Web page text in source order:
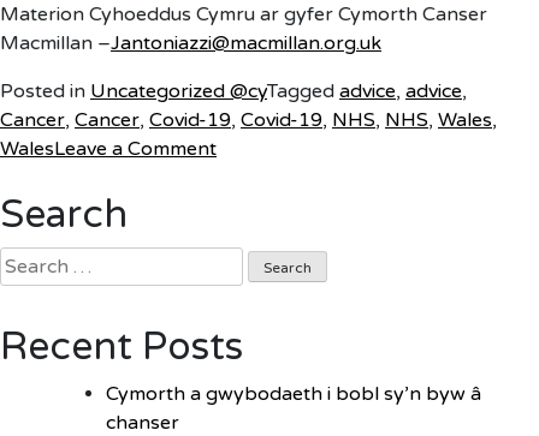
Materion Cyhoeddus Cymru ar gyfer Cymorth Canser
Macmillan –Jantoniazzi@macmillan.org.uk
Posted in Uncategorized @cyTagged advice, advice,
Cancer, Cancer, Covid-19, Covid-19, NHS, NHS, Wales,
WalesLeave a Commenton
bobl
byw
chanser
Search
Search
for:
Recent Posts
Cymorth a gwybodaeth i bobl sy’n byw â
chanser